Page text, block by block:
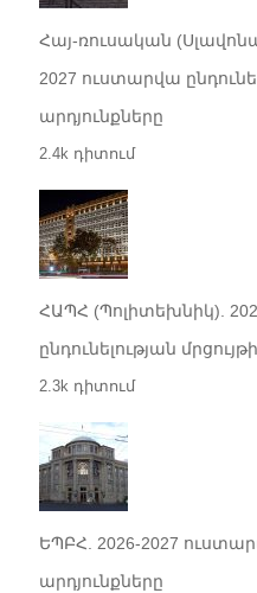
Հայ-ռուսական
2027 ուստարվա
արդյունքները
2.4k դիտում
ՀԱՊՀ (Պոլիտեխնիկ).
ընդունելության
2.3k դիտում
ԵՊԲՀ. 2026-2027
արդյունքները